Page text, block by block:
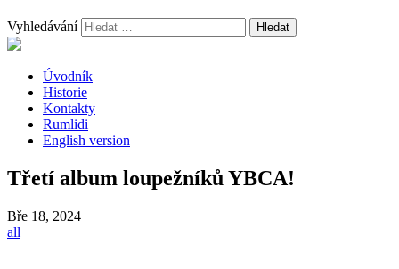
Vyhledávání
Úvodník
Historie
Kontakty
Rumlidi
English version
Třetí album loupežníků YBCA!
Bře 18, 2024
all